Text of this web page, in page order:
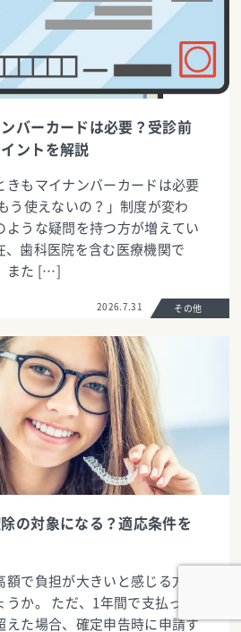
バーカードは必要？受診前
ントを解説
きもマイナンバーカードは必要
う使えないの？」制度が変わ
ような疑問を持つ方が増えてい
、歯科医院を含む医療機関で
また […]
2026.7.31 その他
の対象になる？適応条件を
で負担が大きいと感じる方も
か。 ただ、1年間で支払った医
えた場合、確定申告時に申請す